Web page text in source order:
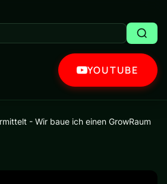
YOUTUBE
- Wir baue ich einen GrowRaum